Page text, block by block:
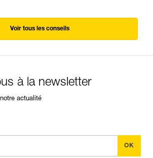
Voir tous les conseils
à la newsletter
actualité